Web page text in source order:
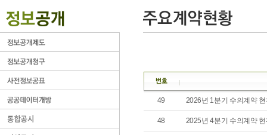
49 2026년 1분기 수의계약 현
48 2025년 4분기 수의계약 현